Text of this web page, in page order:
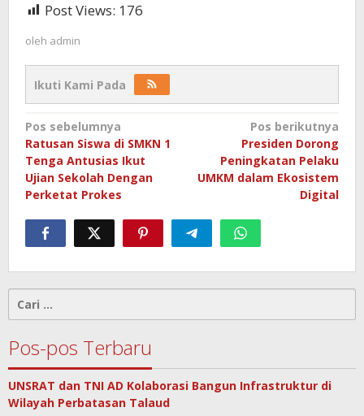
Post Views: 176
oleh admin
Ikuti Kami Pada
Navigasi
pos
Pos sebelumnya
Ratusan Siswa di SMKN 1
Tenga Antusias Ikut
Ujian Sekolah Dengan
Perketat Prokes
Pos berikutnya
Presiden Dorong
Peningkatan Pelaku
UMKM dalam Ekosistem
Digital
untuk:
Pos-pos Terbaru
UNSRAT dan TNI AD Kolaborasi Bangun Infrastruktur di
Wilayah Perbatasan Talaud